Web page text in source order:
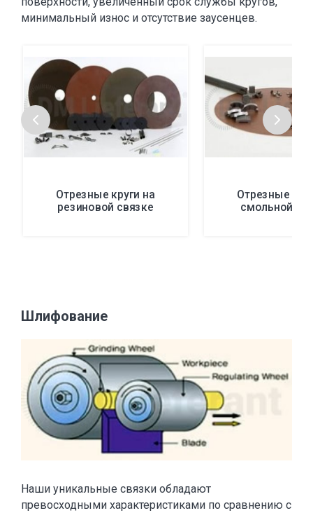
минимальный износ и отсутствие заусенцев.
Отрезные круги на
резиновой связке
Отрезные
смольной
Шлифование
Наши уникальные связки обладают
превосходными характеристиками по сравнению с